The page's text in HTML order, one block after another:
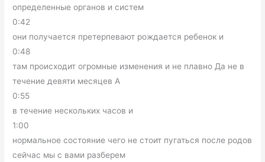
определенные органов и систем
0:42
они получается претерпевают рождается ребенок и
0:48
там происходит огромные изменения и не плавно Да не в
течение девяти месяцев А
0:55
в течение нескольких часов и
1:00
нормальное состояние чего не стоит пугаться после родов
сейчас мы с вами разберем